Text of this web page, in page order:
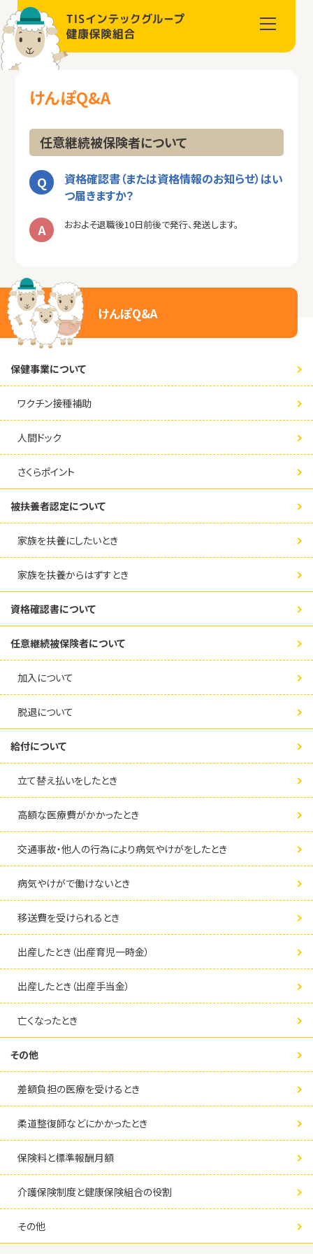
けんぽQ&A
任意継続被保険者について
資格確認書（または資格情報のお知らせ）はい
つ届きますか？
おおよそ退職後10日前後で発行、発送します。
けんぽQ&A
保健事業について
ワクチン接種補助
人間ドック
さくらポイント
被扶養者認定について
家族を扶養にしたいとき
家族を扶養からはずすとき
資格確認書について
任意継続被保険者について
加入について
脱退について
給付について
立て替え払いをしたとき
高額な医療費がかかったとき
交通事故・他人の行為により病気やけがをしたとき
病気やけがで働けないとき
移送費を受けられるとき
出産したとき（出産育児一時金）
出産したとき（出産手当金）
亡くなったとき
その他
差額負担の医療を受けるとき
柔道整復師などにかかったとき
保険料と標準報酬月額
介護保険制度と健康保険組合の役割
その他